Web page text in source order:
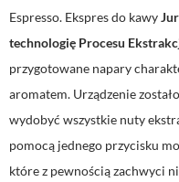
Espresso. Ekspres do kawy
technologię Procesu
przygotowane napary
aromatem. Urządzenie
wydobyć wszystkie nuty
pomocą jednego przycisku
które z pewnością zachwyci